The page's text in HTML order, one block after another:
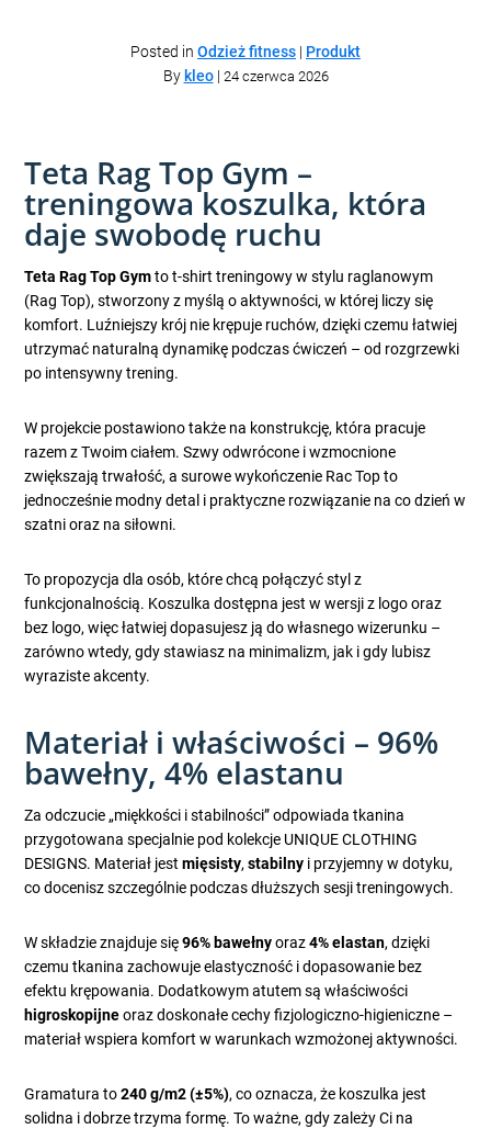
Posted in Odzież fitness | Produkt
By kleo| 24 czerwca 2026
Teta Rag Top Gym –
treningowa koszulka, która
daje swobodę ruchu
Teta Rag Top Gymto t-shirt treningowy w stylu raglanowym
(Rag Top), stworzony z myślą o aktywności, w której liczy się
komfort. Luźniejszy krój nie krępuje ruchów, dzięki czemu łatwiej
utrzymać naturalną dynamikę podczas ćwiczeń – od rozgrzewki
po intensywny trening.
W projekcie postawiono także na konstrukcję, która pracuje
razem z Twoim ciałem. Szwy odwrócone i wzmocnione
zwiększają trwałość, a surowe wykończenie Rac Top to
jednocześnie modny detal i praktyczne rozwiązanie na co dzień w
szatni oraz na siłowni.
To propozycja dla osób, które chcą połączyć styl z
funkcjonalnością. Koszulka dostępna jest w wersji z logo oraz
bez logo, więc łatwiej dopasujesz ją do własnego wizerunku –
zarówno wtedy, gdy stawiasz na minimalizm, jak i gdy lubisz
wyraziste akcenty.
Materiał i właściwości – 96%
bawełny, 4% elastanu
Za odczucie „miękkości i stabilności” odpowiada tkanina
przygotowana specjalnie pod kolekcje UNIQUE CLOTHING
DESIGNS. Materiał jestmięsisty,stabilny i przyjemny w dotyku,
co docenisz szczególnie podczas dłuższych sesji treningowych.
W składzie znajduje się96% bawełnyoraz4% elastan, dzięki
czemu tkanina zachowuje elastyczność i dopasowanie bez
efektu krępowania. Dodatkowym atutem są właściwości
higroskopijneoraz doskonałe cechy fizjologiczno-higieniczne –
materiał wspiera komfort w warunkach wzmożonej aktywności.
Gramatura to240 g/m2 (±5%), co oznacza, że koszulka jest
solidna i dobrze trzyma formę. To ważne, gdy zależy Ci na